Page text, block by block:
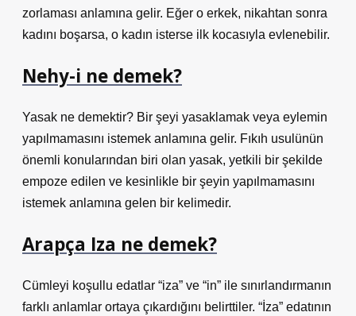
zorlaması anlamına gelir. Eğer o erkek, nikahtan sonra
kadını boşarsa, o kadın isterse ilk kocasıyla evlenebilir.
Nehy-i ne demek?
Yasak ne demektir? Bir şeyi yasaklamak veya eylemin
yapılmamasını istemek anlamına gelir. Fıkıh usulünün
önemli konularından biri olan yasak, yetkili bir şekilde
empoze edilen ve kesinlikle bir şeyin yapılmamasını
istemek anlamına gelen bir kelimedir.
Arapça Iza ne demek?
Cümleyi koşullu edatlar “iza” ve “in” ile sınırlandırmanın
farklı anlamlar ortaya çıkardığını belirttiler. “İza” edatının